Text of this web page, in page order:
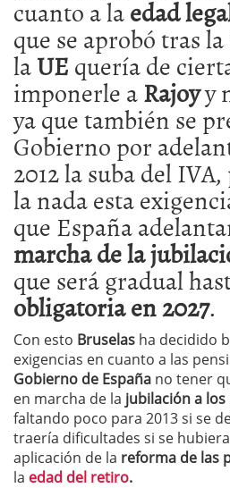
cuanto a laedad
que se aprobó tras la
laUEquería de
imponerle aRajoyy
ya que también se
Gobierno por
2012 la suba del
la nada esta
que España
marcha de la
que será gradual
obligatoria en 2027.
Con esto Bruselas ha decidido
exigencias en cuanto a las
Gobierno de España no tener
en marcha de la jubilación a los
faltando poco para 2013 si se
traería dificultades si se
aplicación de la reforma de las
la edad del retiro.